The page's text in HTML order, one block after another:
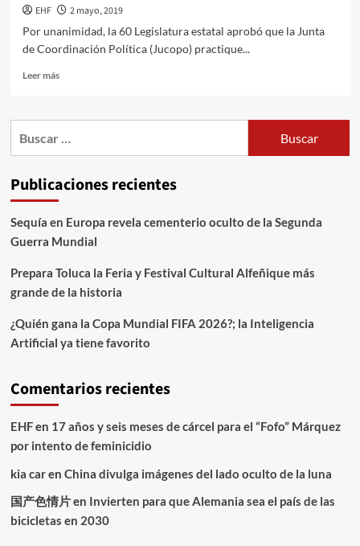
EHF
2 mayo, 2019
Por unanimidad, la 60 Legislatura estatal aprobó que la Junta
de Coordinación Política (Jucopo) practique...
Leer más
Publicaciones recientes
Sequía en Europa revela cementerio oculto de la Segunda
Guerra Mundial
Prepara Toluca la Feria y Festival Cultural Alfeñique más
grande de la historia
¿Quién gana la Copa Mundial FIFA 2026?; la Inteligencia
Artificial ya tiene favorito
Comentarios recientes
EHFen 17 años y seis meses de cárcel para el “Fofo” Márquez
por intento de feminicidio
kia caren China divulga imágenes del lado oculto de la luna
国产色情片en Invierten para que Alemania sea el país de las
bicicletas en 2030